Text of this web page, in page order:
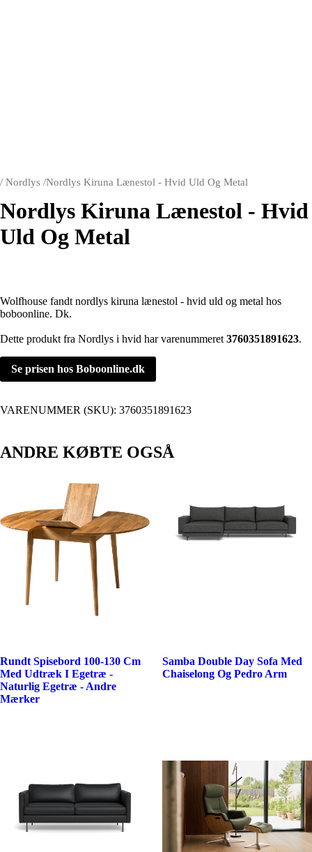
/ Nordlys /Nordlys Kiruna Lænestol - Hvid Uld Og Metal
Nordlys Kiruna Lænestol - Hvid
Uld Og Metal
Wolfhouse fandt nordlys kiruna lænestol - hvid uld og metal hos
boboonline. Dk.
Dette produkt fra Nordlys i hvid har varenummeret 3760351891623.
Se prisen hos Boboonline.dk
VARENUMMER (SKU): 3760351891623
ANDRE KØBTE OGSÅ
Rundt Spisebord 100-130 Cm
Med Udtræk I Egetræ -
Naturlig Egetræ - Andre
Mærker
Samba Double Day Sofa Med
Chaiselong Og Pedro Arm